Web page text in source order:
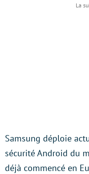
Samsung déploie
sécurité Android du
déjà commencé en